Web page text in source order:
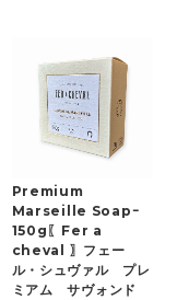
Premium
Marseille Soapｰ
150g〖Fer a
cheval 〗フェー
ル・シュヴァル プレ
ミアム サヴォンド